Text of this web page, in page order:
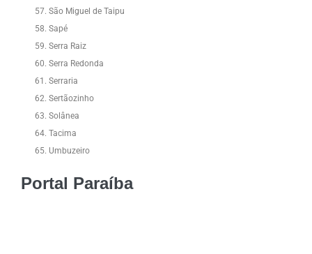
São Miguel de Taipu
Sapé
Serra Raiz
Serra Redonda
Serraria
Sertãozinho
Solânea
Tacima
Umbuzeiro
Portal Paraíba